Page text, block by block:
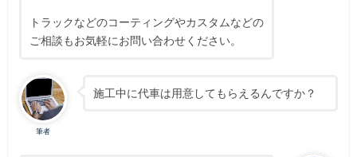
トラックなどのコーティングやカスタムなどの
ご相談もお気軽にお問い合わせください。
筆者
施工中に代車は用意してもらえるんですか？